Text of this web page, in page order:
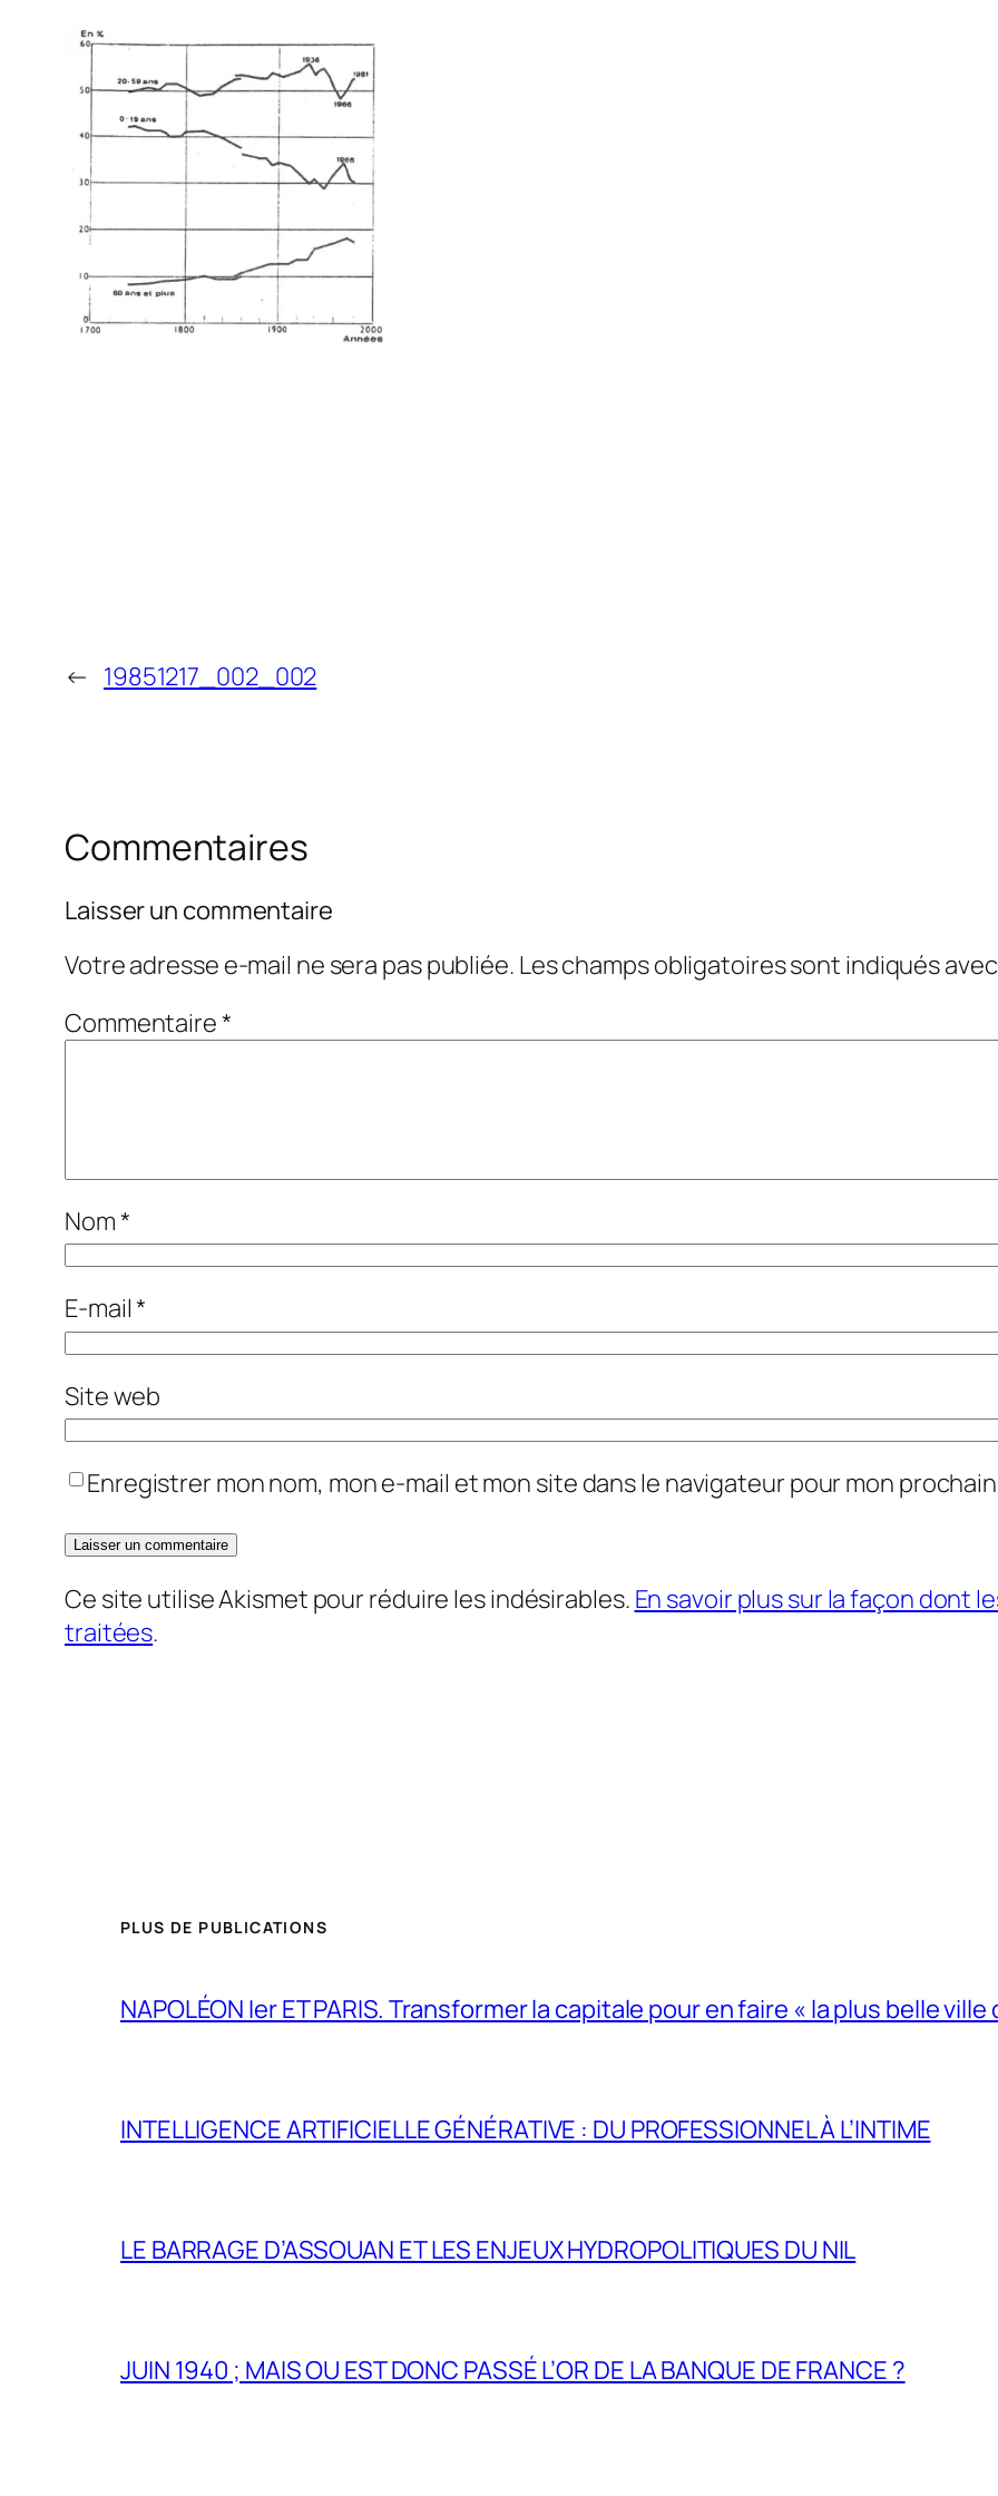
← 19851217_002_002
Commentaires
Laisser un commentaire
Votre adresse e-mail ne sera pas publiée. Les champs obligatoires sont indiqués
Commentaire*
Nom*
E-mail*
Site web
Enregistrer mon nom, mon e-mail et mon site dans le navigateur pour mon
Ce site utilise Akismet pour réduire les indésirables. En savoir plus sur la façon dont
traitées.
PLUS DE PUBLICATIONS
NAPOLÉON Ier ET PARIS. Transformer la capitale pour en faire « la plus belle
INTELLIGENCE ARTIFICIELLE GÉNÉRATIVE : DU PROFESSIONNEL À L’INTIME
LE BARRAGE D’ASSOUAN ET LES ENJEUX HYDROPOLITIQUES DU NIL
JUIN 1940 ; MAIS OU EST DONC PASSÉ L’OR DE LA BANQUE DE FRANCE ?